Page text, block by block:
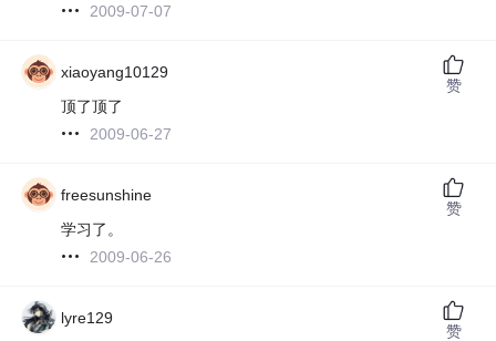
2009-07-07
xiaoyang10129
顶了顶了
2009-06-27
赞
freesunshine
学习了。
2009-06-26
赞
lyre129
赞